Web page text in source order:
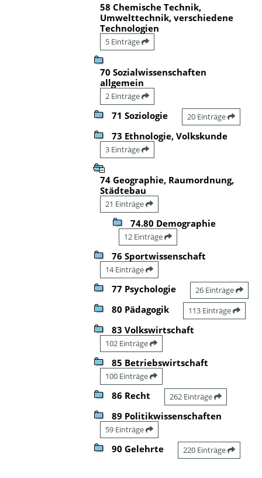
58 Chemische Technik,
Umwelttechnik, verschiedene
Technologien
5 Einträge
70 Sozialwissenschaften
allgemein
2 Einträge
71 Soziologie 20 Einträge
73 Ethnologie, Volkskunde
3 Einträge
74 Geographie, Raumordnung,
Städtebau
21 Einträge
74.80 Demographie
12 Einträge
76 Sportwissenschaft
14 Einträge
77 Psychologie 26 Einträge
80 Pädagogik 113 Einträge
83 Volkswirtschaft
102 Einträge
85 Betriebswirtschaft
100 Einträge
86 Recht 262 Einträge
89 Politikwissenschaften
59 Einträge
90 Gelehrte 220 Einträge